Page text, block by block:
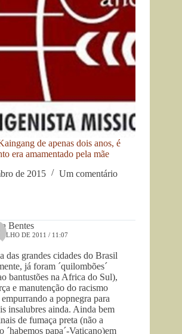
de apenas dois anos, é
era amamentado pela mãe
de 2015
Um comentário
Bentes
DE 2011 / 11:07
das grandes cidades do Brasil
já foram ´quilombões´
bantustões na Africa do Sul),
e manutenção do racismo
a popnegra para
insalubres ainda. Ainda bem
de fumaça preta (não a
´habemos papa´-Vaticano)em